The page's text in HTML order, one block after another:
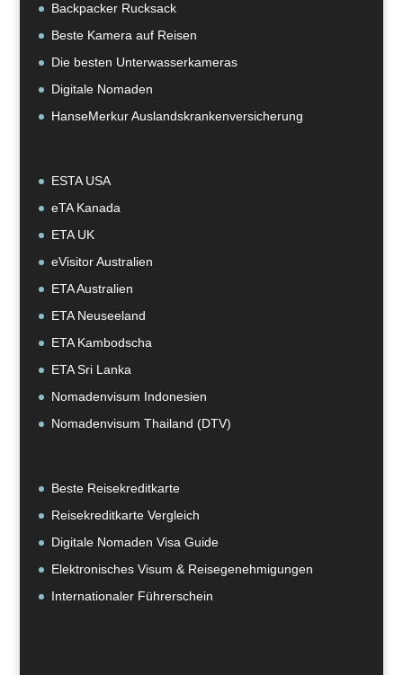
Backpacker Rucksack
Beste Kamera auf Reisen
Die besten Unterwasserkameras
Digitale Nomaden
HanseMerkur Auslandskrankenversicherung
ESTA USA
eTA Kanada
ETA UK
eVisitor Australien
ETA Australien
ETA Neuseeland
ETA Kambodscha
ETA Sri Lanka
Nomadenvisum Indonesien
Nomadenvisum Thailand (DTV)
Beste Reisekreditkarte
Reisekreditkarte Vergleich
Digitale Nomaden Visa Guide
Elektronisches Visum & Reisegenehmigungen
Internationaler Führerschein